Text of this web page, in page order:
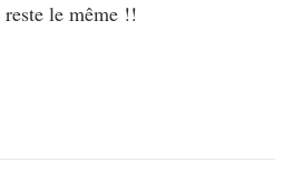
le même !!